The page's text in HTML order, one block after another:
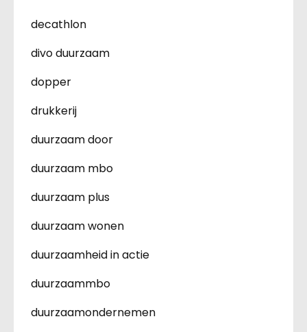
decathlon
divo duurzaam
dopper
drukkerij
duurzaam door
duurzaam mbo
duurzaam plus
duurzaam wonen
duurzaamheid in actie
duurzaammbo
duurzaamondernemen